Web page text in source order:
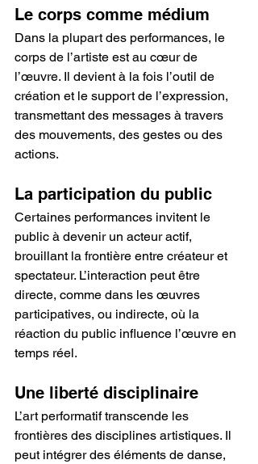
Le corps comme médium
Dans la plupart des performances, le
corps de l’artiste est au cœur de
l’œuvre. Il devient à la fois l’outil de
création et le support de l’expression,
transmettant des messages à travers
des mouvements, des gestes ou des
actions.
La participation du public
Certaines performances invitent le
public à devenir un acteur actif,
brouillant la frontière entre créateur et
spectateur. L’interaction peut être
directe, comme dans les œuvres
participatives, ou indirecte, où la
réaction du public influence l’œuvre en
temps réel.
Une liberté disciplinaire
L’art performatif transcende les
frontières des disciplines artistiques. Il
peut intégrer des éléments de danse,